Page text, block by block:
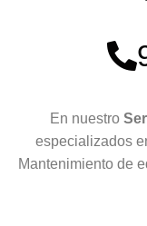
En nuestro
especializados
Mantenimiento de